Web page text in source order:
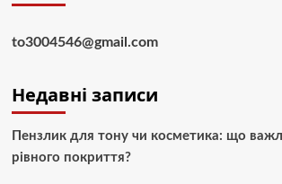
to3004546@gmail.com
Недавні записи
Пензлик для тону чи косметика: що
рівного покриття?